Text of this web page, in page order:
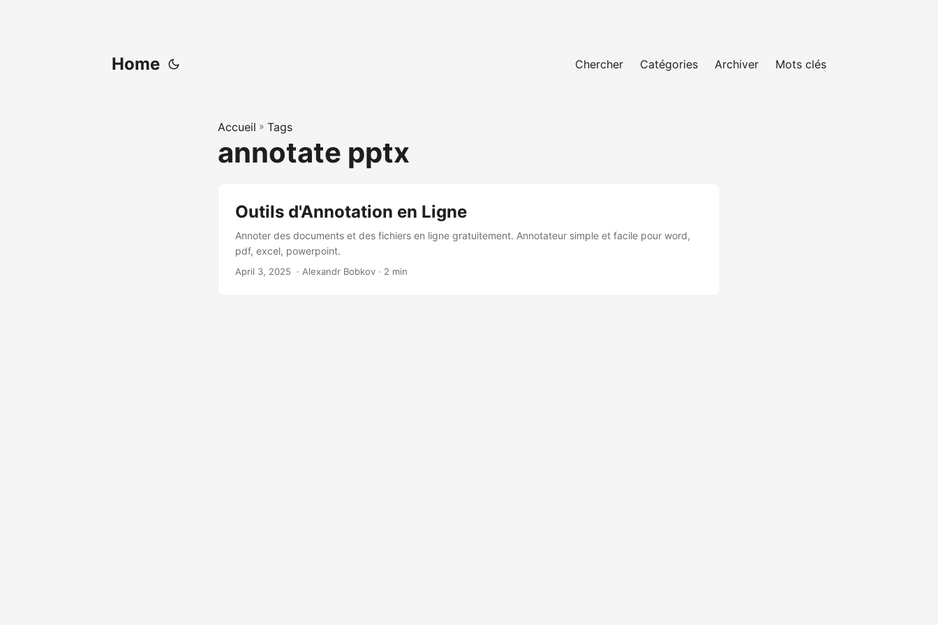
Home Chercher Catégories Archiver Mots clés
Accueil » Tags
annotate pptx
Outils d'Annotation en Ligne
Annoter des documents et des fichiers en ligne gratuitement. Annotateur simple et facile pour word,
pdf, excel, powerpoint.
April 3, 2025 ‎ · Alexandr Bobkov · 2 min